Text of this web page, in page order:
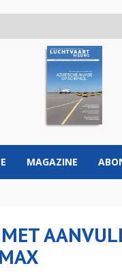
MAGAZINE